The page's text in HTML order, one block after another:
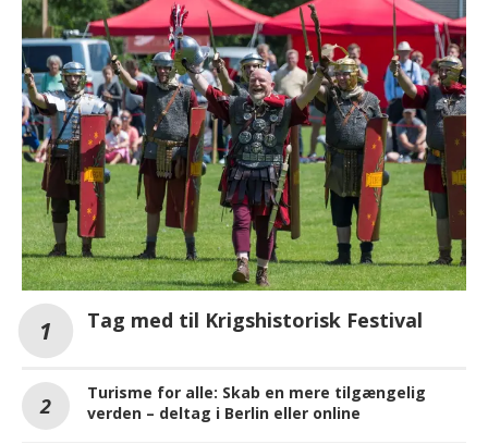
Tag med til Krigshistorisk Festival
Turisme for alle: Skab en mere tilgængelig
verden – deltag i Berlin eller online